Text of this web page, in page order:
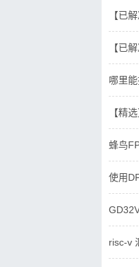
【已
【已
哪里
【精
蜂鸟
使用
risc-v